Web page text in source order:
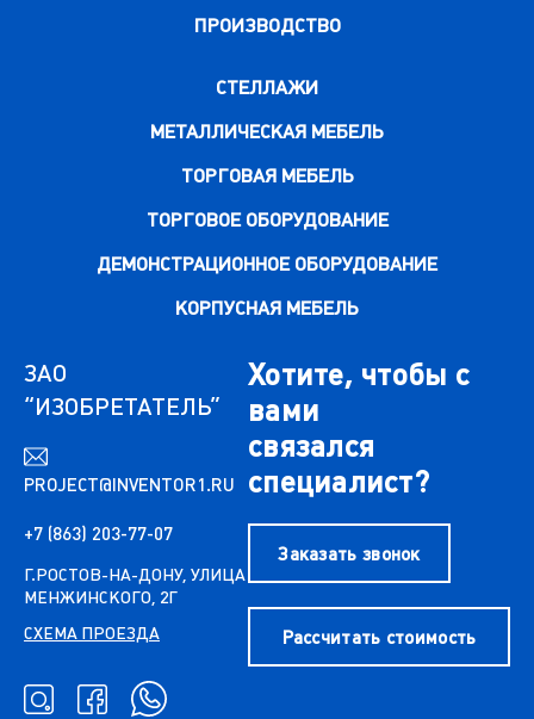
ПРОИЗВОДСТВО
СТЕЛЛАЖИ
МЕТАЛЛИЧЕСКАЯ МЕБЕЛЬ
ТОРГОВАЯ МЕБЕЛЬ
ТОРГОВОЕ ОБОРУДОВАНИЕ
ДЕМОНСТРАЦИОННОЕ ОБОРУДОВАНИЕ
КОРПУСНАЯ МЕБЕЛЬ
ЗАО
“ИЗОБРЕТАТЕЛЬ”
PROJECT@INVENTOR1.RU
+7 (863) 203-77-07
Г.РОСТОВ-НА-ДОНУ, УЛИЦА
МЕНЖИНСКОГО, 2Г
СХЕМА ПРОЕЗДА
Хотите, чтобы с
вами
связался
специалист?
Заказать звонок
Рассчитать стоимость